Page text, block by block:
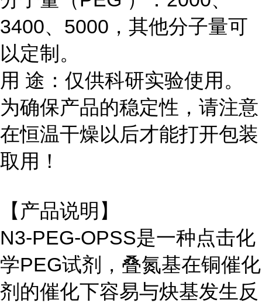
3400、 5000 ，其他分子量可
以定制。
用 途：仅供科研实验使用。
为确保产品的稳定性，请注意
在恒温干燥以后才能打开包装
取用！
【产品说明】
N3-PEG-OPSS是一种点击化
学PEG试剂，叠氮基在铜催化
剂的催化下容易与炔基发生反